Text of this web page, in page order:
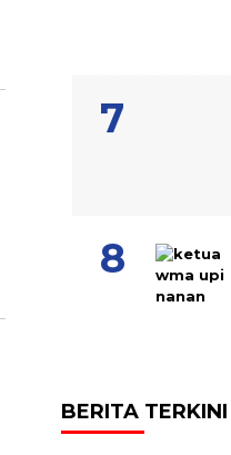
BERITA TERKINI